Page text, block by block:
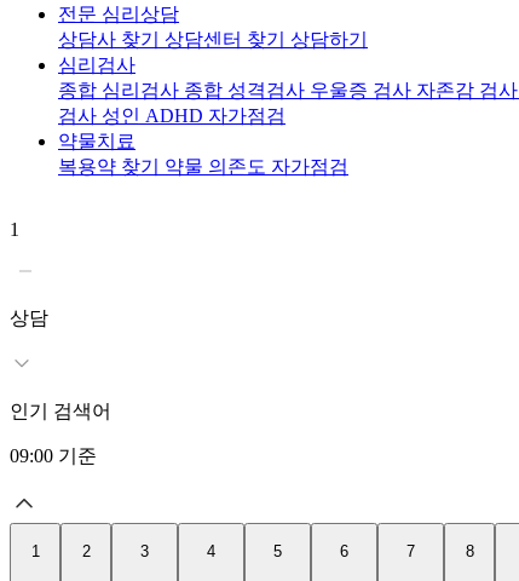
전문 심리상담
상담사 찾기 상담센터 찾기 상담하기
심리검사
종합 심리검사 종합 성격검사 우울증 검사 자존감 검사
검사 성인 ADHD 자가점검
약물치료
복용약 찾기 약물 의존도 자가점검
1
상담
인기 검색어
09:00 기준
1 2 3 4 5 6 7 8